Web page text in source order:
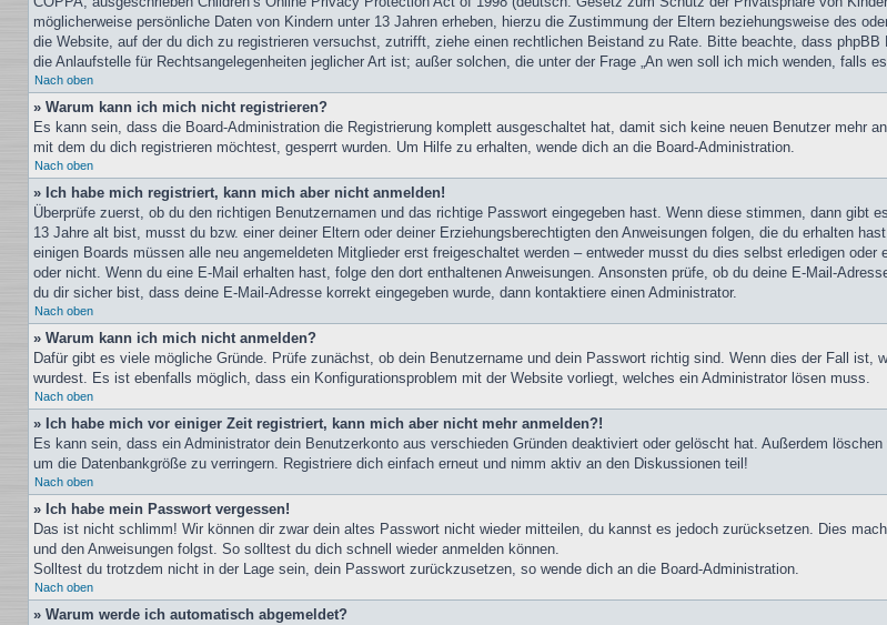
möglicherweise persönliche Daten von Kindern unter 13 Jahren erheben, hierzu die Zustimmung der Eltern beziehungsweise des
die Website, auf der du dich zu registrieren versuchst, zutrifft, ziehe einen rechtlichen Beistand zu Rate. Bitte beachte, dass
die Anlaufstelle für Rechtsangelegenheiten jeglicher Art ist; außer solchen, die unter der Frage „An wen soll ich mich wenden, falls
Nach oben
» Warum kann ich mich nicht registrieren?
Es kann sein, dass die Board-Administration die Registrierung komplett ausgeschaltet hat, damit sich keine neuen Benutzer mehr
mit dem du dich registrieren möchtest, gesperrt wurden. Um Hilfe zu erhalten, wende dich an die Board-Administration.
Nach oben
» Ich habe mich registriert, kann mich aber nicht anmelden!
Überprüfe zuerst, ob du den richtigen Benutzernamen und das richtige Passwort eingegeben hast. Wenn diese stimmen, dann gibt
13 Jahre alt bist, musst du bzw. einer deiner Eltern oder deiner Erziehungsberechtigten den Anweisungen folgen, die du erhalten
einigen Boards müssen alle neu angemeldeten Mitglieder erst freigeschaltet werden – entweder musst du dies selbst erledigen
oder nicht. Wenn du eine E-Mail erhalten hast, folge den dort enthaltenen Anweisungen. Ansonsten prüfe, ob du deine E-Mail-
du dir sicher bist, dass deine E-Mail-Adresse korrekt eingegeben wurde, dann kontaktiere einen Administrator.
Nach oben
» Warum kann ich mich nicht anmelden?
Dafür gibt es viele mögliche Gründe. Prüfe zunächst, ob dein Benutzername und dein Passwort richtig sind. Wenn dies der Fall
wurdest. Es ist ebenfalls möglich, dass ein Konfigurationsproblem mit der Website vorliegt, welches ein Administrator lösen muss.
Nach oben
» Ich habe mich vor einiger Zeit registriert, kann mich aber nicht mehr anmelden?!
Es kann sein, dass ein Administrator dein Benutzerkonto aus verschieden Gründen deaktiviert oder gelöscht hat. Außerdem
um die Datenbankgröße zu verringern. Registriere dich einfach erneut und nimm aktiv an den Diskussionen teil!
Nach oben
» Ich habe mein Passwort vergessen!
Das ist nicht schlimm! Wir können dir zwar dein altes Passwort nicht wieder mitteilen, du kannst es jedoch zurücksetzen. Dies
und den Anweisungen folgst. So solltest du dich schnell wieder anmelden können.
Solltest du trotzdem nicht in der Lage sein, dein Passwort zurückzusetzen, so wende dich an die Board-Administration.
Nach oben
» Warum werde ich automatisch abgemeldet?